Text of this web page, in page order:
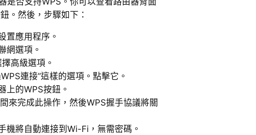
。然後，步驟如下：
置應用程序。
網選項。
高級選項。
連接”這樣的選項。點擊它。
上的WPS按鈕。
來完成此操作，然後WPS握手協議將關
機將自動連接到Wi-Fi，無需密碼。